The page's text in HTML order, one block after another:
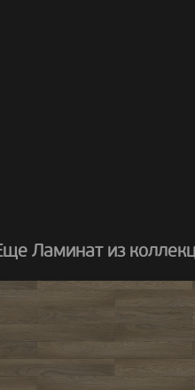
Ламинат из